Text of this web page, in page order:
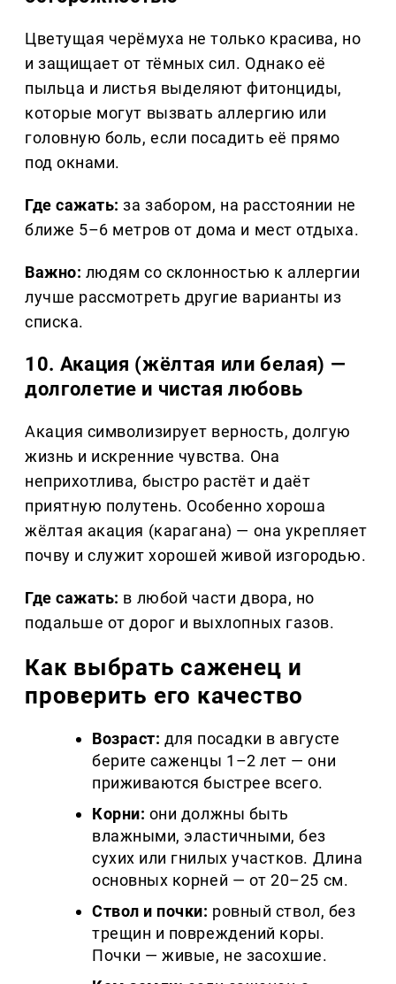
Цветущая черёмуха не только красива, но
и защищает от тёмных сил. Однако её
пыльца и листья выделяют фитонциды,
которые могут вызвать аллергию или
головную боль, если посадить её прямо
под окнами.
Где сажать: за забором, на расстоянии не
ближе 5–6 метров от дома и мест отдыха.
Важно: людям со склонностью к аллергии
лучше рассмотреть другие варианты из
списка.
10. Акация (жёлтая или белая) —
долголетие и чистая любовь
Акация символизирует верность, долгую
жизнь и искренние чувства. Она
неприхотлива, быстро растёт и даёт
приятную полутень. Особенно хороша
жёлтая акация (карагана) — она укрепляет
почву и служит хорошей живой изгородью.
Где сажать: в любой части двора, но
подальше от дорог и выхлопных газов.
Как выбрать саженец и
проверить его качество
Возраст: для посадки в августе
берите саженцы 1–2 лет — они
приживаются быстрее всего.
Корни: они должны быть
влажными, эластичными, без
сухих или гнилых участков. Длина
основных корней — от 20–25 см.
Ствол и почки: ровный ствол, без
трещин и повреждений коры.
Почки — живые, не засохшие.